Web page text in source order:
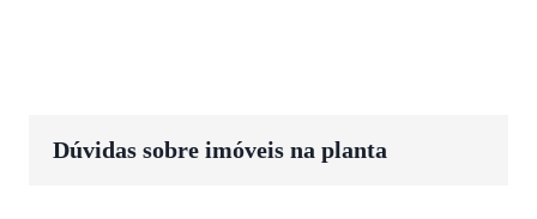
Dúvidas sobre imóveis na planta